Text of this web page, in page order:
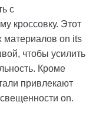
с
кроссовку. Этот
материалов on its
чтобы усилить
Кроме
привлекают
on.